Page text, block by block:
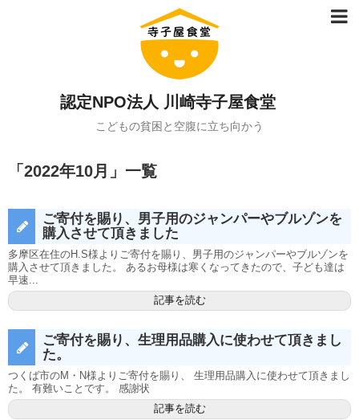
認定NPO法人 川崎寺子屋食堂
こどもの貧困と空腹に立ち向かう
「 2022年10月 」 一覧
ご寄付を賜り、男子用のジャンパーやブルゾンを
購入させて頂きました
多摩区在住のH.S様よりご寄付を賜り、男子用のジャンパーやブルゾンを
購入させて頂きました。 あるお母様は寒くなってきたので、子ども達は
早速...
記事を読む
ご寄付を賜り、生理用品購入に使わせて頂きまし
た。
つくば市のM・N様よりご寄付を賜り、 生理用品購入に使わせて頂きまし
た。 有難いことです。 感謝状
記事を読む